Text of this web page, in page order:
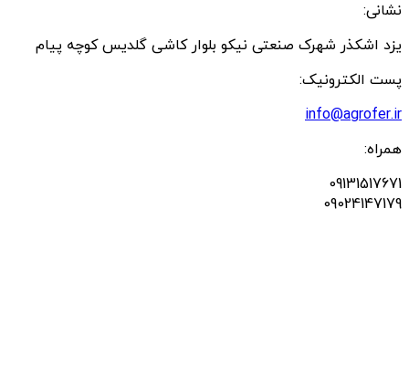
نشانی:
یزد اشکذر شهرک صنعتی نیکو بلوار کاشی گلدیس کوچه پیام
پست الکترونیک:
info@agrofer.ir
همراه:
09131517671
09024147179